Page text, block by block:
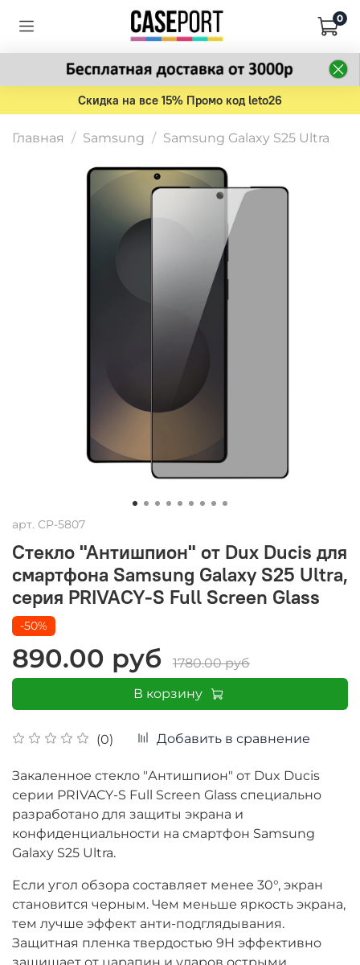
0
Скидка на все 15% Промо код leto26
Главная Samsung Samsung Galaxy S25 Ultra
арт. CP-5807
Стекло "Антишпион" от Dux Ducis для
смартфона Samsung Galaxy S25 Ultra,
серия PRIVACY-S Full Screen Glass
(0) Добавить в сравнение
-50%
890.00 руб
1780.00 руб
В корзину
Закаленное стекло "Антишпион" от Dux Ducis
серии PRIVACY-S Full Screen Glass специально
разработано для защиты экрана и
конфиденциальности на смартфон Samsung
Galaxy S25 Ultra.
Если угол обзора составляет менее 30°, экран
становится черным. Чем меньше яркость экрана,
тем лучше эффект анти-подглядывания.
Защитная пленка твердостью 9H эффективно